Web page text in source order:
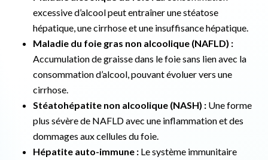
excessive d’alcool peut entraîner une stéatose
hépatique, une cirrhose et une insuffisance hépatique.
Maladie du foie gras non alcoolique (NAFLD) :
Accumulation de graisse dans le foie sans lien avec la
consommation d’alcool, pouvant évoluer vers une
cirrhose.
Stéatohépatite non alcoolique (NASH) : Une forme
plus sévère de NAFLD avec une inflammation et des
dommages aux cellules du foie.
Hépatite auto-immune : Le système immunitaire